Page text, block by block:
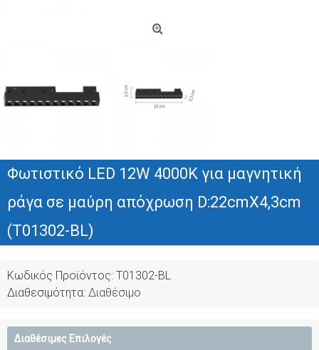
Φωτιστικό LED 12W 4000K για μαγνητική
ράγα σε μαύρη απόχρωση D:22cmX4,3cm
(T01302-BL)
Κωδικός Προϊόντος: T01302-BL
Διαθεσιμότητα: Διαθέσιμο
Διαθέσιμες Επιλογές